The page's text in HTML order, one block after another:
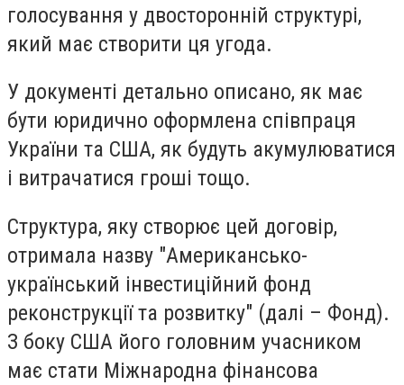
голосування у двосторонній структурі,
який має створити ця угода.
У документі детально описано, як має
бути юридично оформлена співпраця
України та США, як будуть акумулюватися
і витрачатися гроші тощо.
Структура, яку створює цей договір,
отримала назву "Американсько-
український інвестиційний фонд
реконструкції та розвитку" (далі – Фонд).
З боку США його головним учасником
має стати Міжнародна фінансова